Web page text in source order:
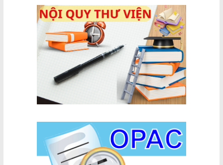
01 năm 2022
10 năm 2023
5 năm 2017